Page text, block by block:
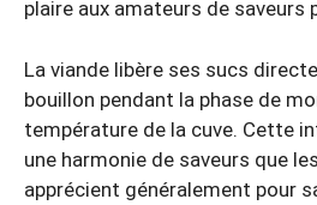
plaire aux amateurs de saveurs
La viande libère ses sucs
bouillon pendant la phase de
température de la cuve. Cette
une harmonie de saveurs que
apprécient généralement pour